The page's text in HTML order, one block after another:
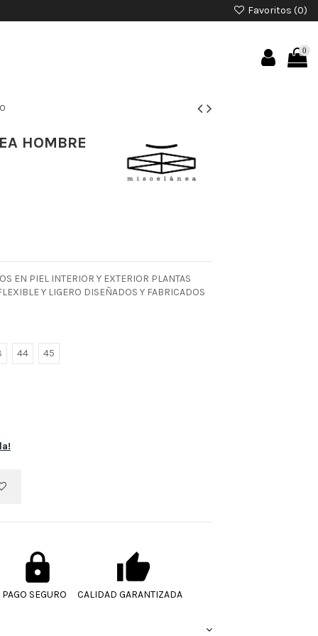
Favoritos (0)
0
HOMBRE
EN PIEL INTERIOR Y EXTERIOR PLANTAS
Y LIGERO DISEÑADOS Y FABRICADOS
44 45
PAGO SEGURO CALIDAD GARANTIZADA